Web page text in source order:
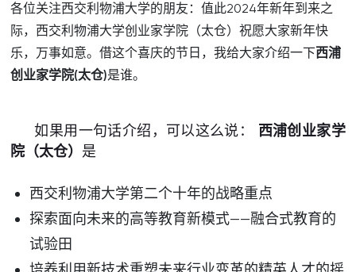
校园生活
关于我们
各位关注西交利物浦大学的朋友：值此2024年新年到来之
际，西交利物浦大学创业家学院（太仓）祝愿大家新年快
乐，万事如意。借这个喜庆的节日，我给大家介绍一下西浦
创业家学院(太仓)是谁。
如果用一句话介绍，可以这么说： 西浦创业家学
院（太仓） 是
西交利物浦大学第二个十年的战略重点
探索面向未来的高等教育新模式——融合式教育的
试验田